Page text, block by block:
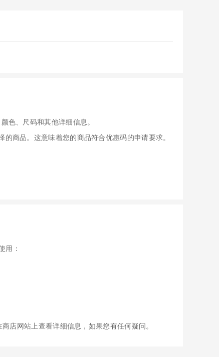
色、尺码和其他详细信息。
商品。这意味着您的商品符合优惠码的申请要求。
用：
店网站上查看详细信息，如果您有任何疑问。